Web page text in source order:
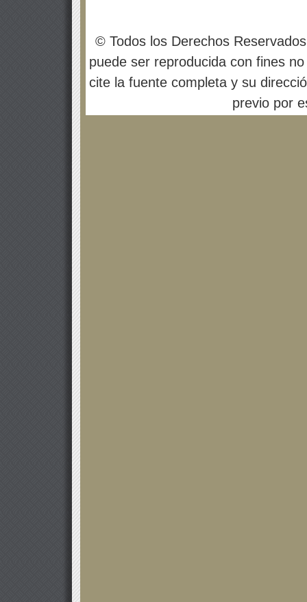
© Todos los Derechos
puede ser reproducida con fines
cite la fuente completa y su
previo por